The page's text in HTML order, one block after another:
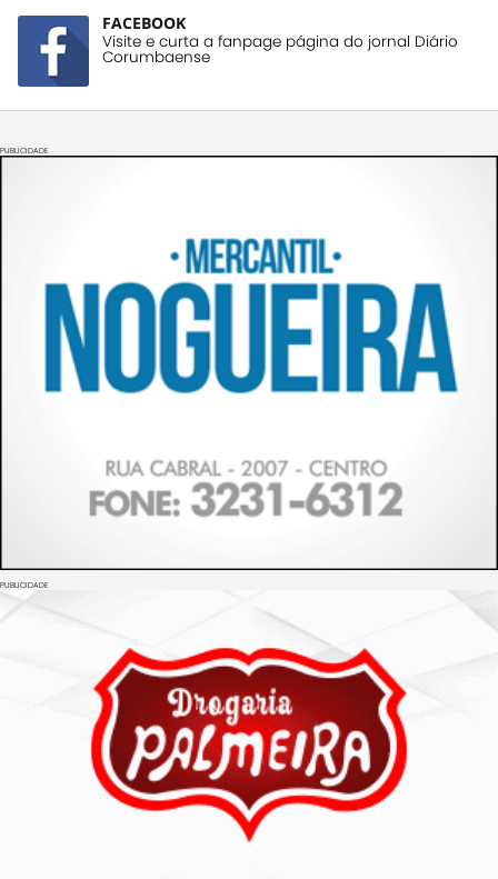
FACEBOOK
Visite e curta a fanpage página do jornal Diário
Corumbaense
PUBLICIDADE
PUBLICIDADE